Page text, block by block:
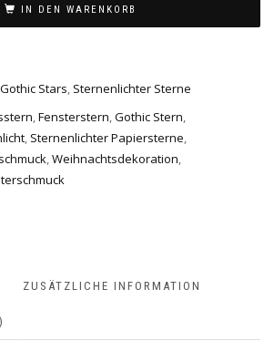
IN DEN WARENKORB
Stars, Sternenlichter Sterne
,Fensterstern,Gothic Stern,
, Sternenlichter Papiersterne,
,Weihnachtsdekoration,
ZUSÄTZLICHE INFORMATION